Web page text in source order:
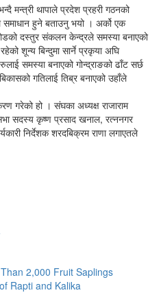
मन्त्री थापाले प्रदेश प्रहरी गठनको
हुने बताउनु भयो । अर्को एक
दस्तुर संकलन केन्द्रले समस्या बनाएको
शून्य बिन्दुमा सार्ने प्रकृया अघि
समस्या बनाएको गोन्द्राङको ढाँट सर्छ
गतिलाई तिब्र बनाएको उहाँले
गरेको हो । संघका अध्यक्ष राजाराम
सदस्य कृष्ण प्रसाद खनाल, रत्ननगर
निर्देशक शरदबिक्रम राणा लगाएतले